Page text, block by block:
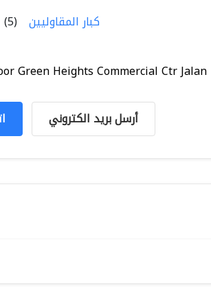
(5) كبار المقاوليين
Green Heights Commercial Ctr Jalan
أرسل بريد الكتروني